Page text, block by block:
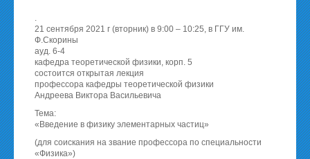
.
21 сентября 2021 г (вторник) в 9:00 – 10:25, в ГГУ им.
Ф.Скорины
ауд. 6-4
кафедра теоретической физики, корп. 5
состоится открытая лекция
профессора кафедры теоретической физики
Андреева Виктора Васильевича
Тема:
«Введение в физику элементарных частиц»
(для соискания на звание профессора по специальности
«Физика»)